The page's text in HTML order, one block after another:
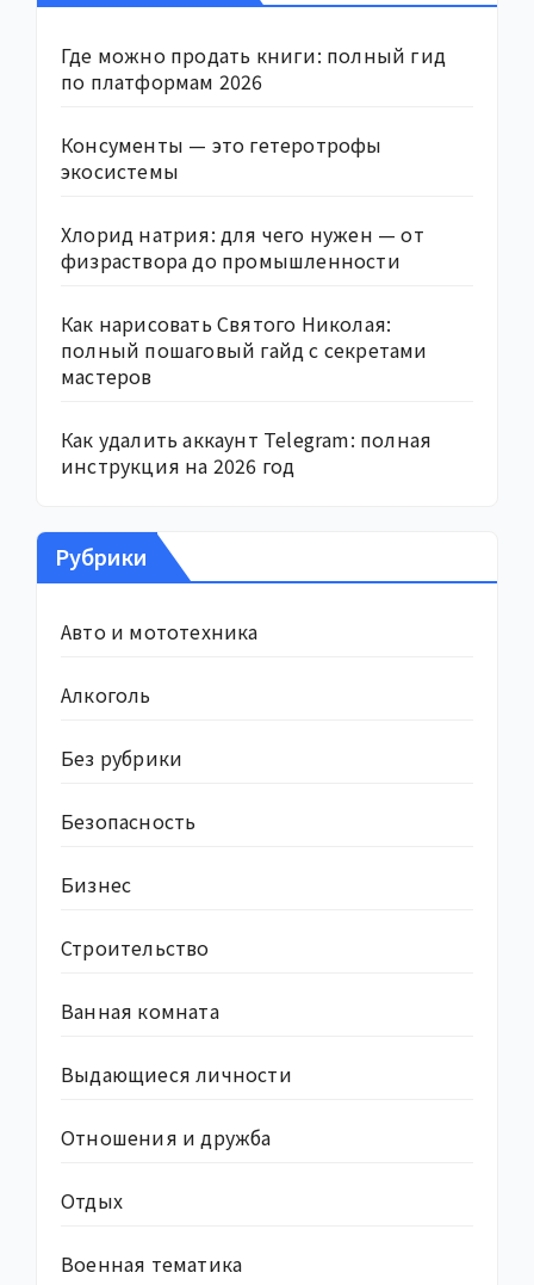
Где можно продать книги: полный гид
по платформам 2026
Консументы — это гетеротрофы
экосистемы
Хлорид натрия: для чего нужен — от
физраствора до промышленности
Как нарисовать Святого Николая:
полный пошаговый гайд с секретами
мастеров
Как удалить аккаунт Telegram: полная
инструкция на 2026 год
Рубрики
Авто и мототехника
Алкоголь
Без рубрики
Безопасность
Бизнес
Строительство
Ванная комната
Выдающиеся личности
Отношения и дружба
Отдых
Военная тематика